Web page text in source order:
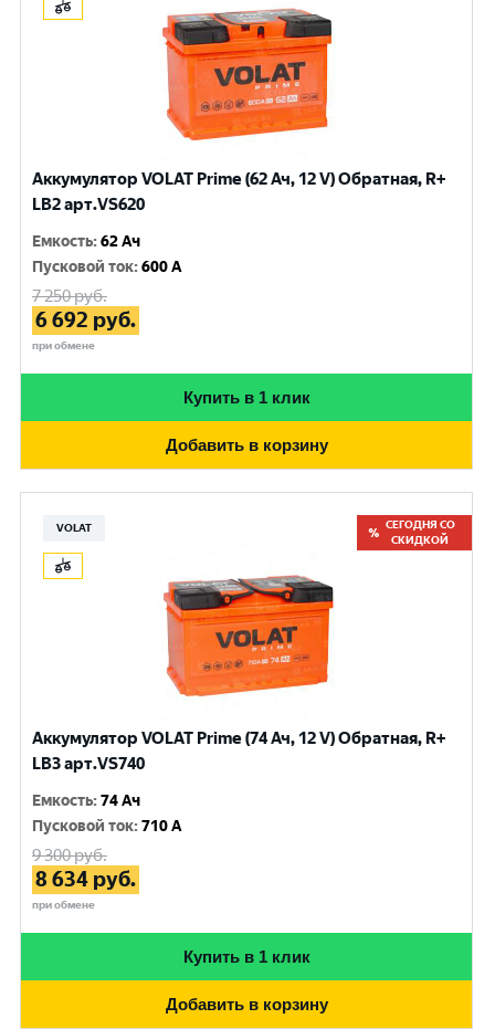
Аккумулятор VOLAT Prime (62 Ач, 12 V) Обратная, R+
LB2 арт.VS620
Емкость:62 Ач
Пусковой ток:600 A
7 250руб.
6 692 руб.
при обмене
Купить в 1 клик
Добавить в корзину
VOLAT
СЕГОДНЯ СО
СКИДКОЙ
Аккумулятор VOLAT Prime (74 Ач, 12 V) Обратная, R+
LB3 арт.VS740
Емкость:74 Ач
Пусковой ток:710 A
9 300руб.
8 634 руб.
при обмене
Купить в 1 клик
Добавить в корзину